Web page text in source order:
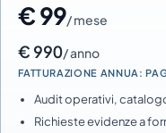
€ 99/ mese
€ 990/ anno
FATTURAZIONE ANNUA:
Audit operativi,
Richieste evidenze a